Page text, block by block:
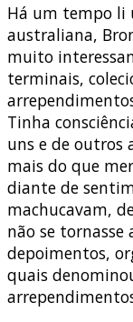
Há um tempo li
australiana,
muito
terminais,
Tinha
uns e de outros
mais do que
diante de
machucavam,
não se
depoimentos,
quais